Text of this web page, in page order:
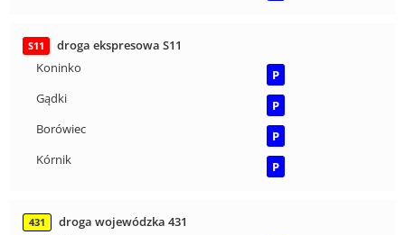
S11
droga ekspresowa S11
Koninko
P
Gądki
P
Borówiec
P
Kórnik
P
431
droga wojewódzka 431